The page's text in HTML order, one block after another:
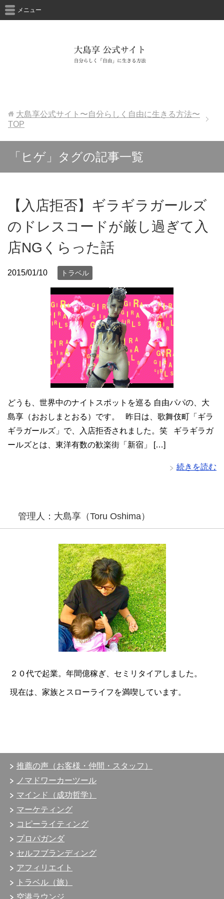
メニュー
大島享公式サイト〜自分らしく自由に生きる方法〜
TOP
「ヒゲ」タグの記事一覧
【入店拒否】ギラギラガールズ
のドレスコードが厳し過ぎて入
店NGくらった話
2015/01/10 トラベル
どうも、世界中のナイトスポットを巡る 自由パパの、大
島享（おおしまとおる）です。 昨日は、歌舞伎町「ギラ
ギラガールズ」で、入店拒否されました。笑 ギラギラガ
ールズとは、東洋有数の歓楽街「新宿」 […]
続きを読む
管理人：大島享（Toru Oshima）
２０代で起業。 年間億稼ぎ、 セミリタイアしました。
現在は、 家族とスローライフを満喫しています。
推薦の声（お客様・仲間・スタッフ）
ノマドワーカーツール
マインド（成功哲学）
マーケティング
コピーライティング
プロパガンダ
セルフブランディング
アフィリエイト
トラベル（旅）
空港ラウンジ